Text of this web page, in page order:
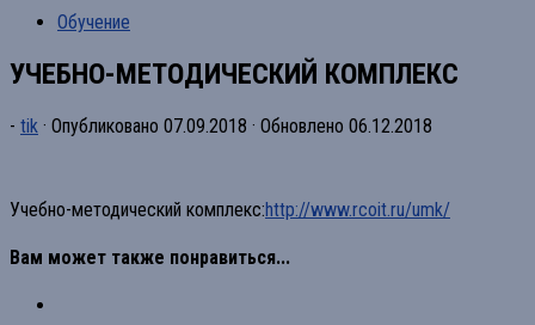
Обучение
УЧЕБНО-МЕТОДИЧЕСКИЙ КОМПЛЕКС
- tik · Опубликовано 07.09.2018 · Обновлено 06.12.2018
Учебно-методический комплекс:http://www.rcoit.ru/umk/
Вам может также понравиться...